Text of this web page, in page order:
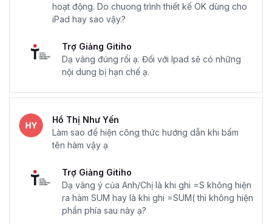
hoạt động. Do chuong trình thiết kế OK dùng cho
iPad hay sao vậy.?
Trợ Giảng Gitiho
Dạ vâng đúng rồi ạ. Đối với Ipad sẽ có những
nội dung bị hạn chế ạ.
Hồ Thị Như Yến
Làm sao để hiện công thức hướng dẫn khi bấm
tên hàm vậy ạ
Trợ Giảng Gitiho
Dạ vâng ý của Anh/Chị là khi ghi =S không hiện
ra hàm SUM hay là khi ghi =SUM( thì không hiện
phần phía sau này ạ?